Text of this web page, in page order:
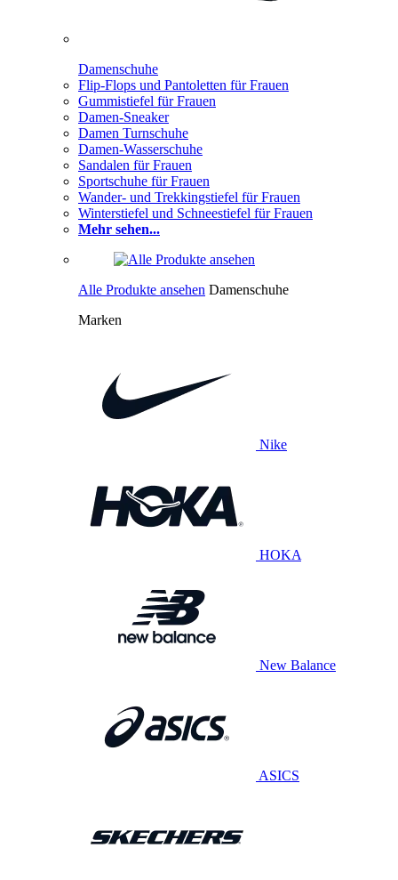
Damenschuhe
Flip-Flops und Pantoletten für Frauen
Gummistiefel für Frauen
Damen-Sneaker
Damen Turnschuhe
Damen-Wasserschuhe
Sandalen für Frauen
Sportschuhe für Frauen
Wander- und Trekkingstiefel für Frauen
Winterstiefel und Schneestiefel für Frauen
Mehr sehen...
Alle Produkte ansehen Damenschuhe
Marken
Nike
HOKA
New Balance
ASICS